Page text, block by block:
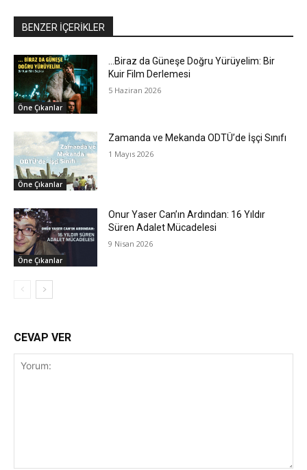
BENZER İÇERİKLER
Öne Çıkanlar
…Biraz da Güneşe Doğru Yürüyelim: Bir
Kuir Film Derlemesi
5 Haziran 2026
Öne Çıkanlar
Zamanda ve Mekanda ODTÜ’de İşçi Sınıfı
1 Mayıs 2026
Öne Çıkanlar
Onur Yaser Can’ın Ardından: 16 Yıldır
Süren Adalet Mücadelesi
9 Nisan 2026
CEVAP VER